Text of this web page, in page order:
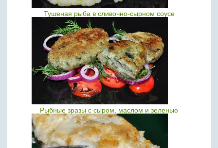
Тушеная рыба в сливочно-сырном соусе
Рыбные зразы с сыром, маслом и зеленью